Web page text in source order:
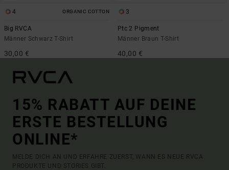
4 ORGANIC COTTON
Big RVCA
Männer Schwarz T-Shirt
30,00 €
3
Ptc 2 Pigment
Männer Braun T-Shirt
40,00 €
15% RABATT AUF DEINE
ERSTE BESTELLUNG
ONLINE*
MELDE DICH AN UND ERFAHRE ZUERST, WANN ES NEUE RVCA
PRODUKTE UND STORIES GIBT.